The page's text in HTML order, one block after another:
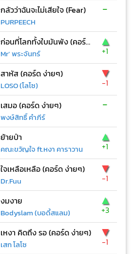
กลัวว่าฉันจะไม่เสียใจ (Fear)
PURPEECH
-
ก่อนที่โลกทั้งใบมันพัง (คอร์ด ง่ายๆ)
Mr’ พระจันทร์
▲
+1
สาหัส (คอร์ด ง่ายๆ)
LOSO (โลโซ)
▼
-1
เสมอ (คอร์ด ง่ายๆ)
พงษ์สิทธิ์ คำภีร์
-
ย้ายป่า
คณะขวัญใจ ft.หงา คาราวาน
▲
+1
ใจเหลือเหลือ (คอร์ด ง่ายๆ)
Dr.Fuu
▼
-1
งมงาย
Bodyslam (บอดี้สแลม)
▲
+3
เหงา คิดถึง รอ (คอร์ด ง่ายๆ)
เสก โลโซ
▼
-1